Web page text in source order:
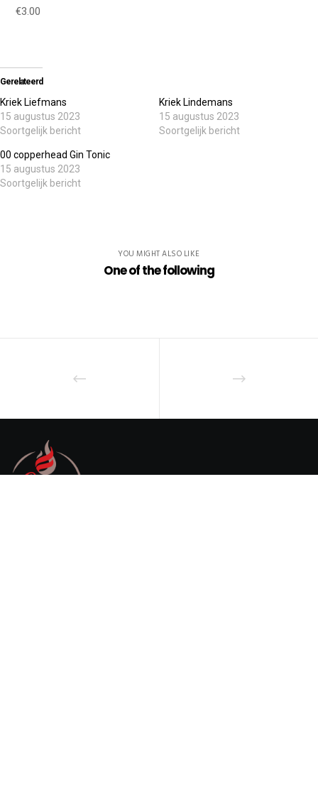
€3.00
Gerelateerd
Kriek Liefmans
15 augustus 2023
Soortgelijk bericht
Kriek Lindemans
15 augustus 2023
Soortgelijk bericht
00 copperhead Gin Tonic
15 augustus 2023
Soortgelijk bericht
YOU MIGHT ALSO LIKE
One of the following